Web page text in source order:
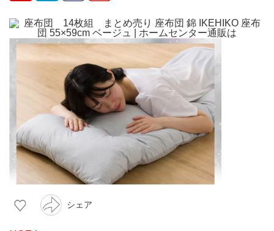
シェア